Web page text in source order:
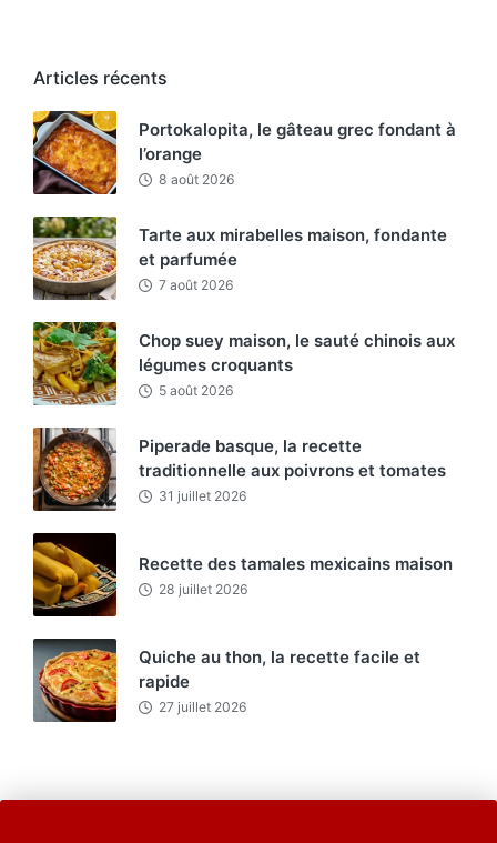
Articles récents
Portokalopita, le gâteau grec fondant à
l’orange
8 août 2026
Tarte aux mirabelles maison, fondante
et parfumée
7 août 2026
Chop suey maison, le sauté chinois aux
légumes croquants
5 août 2026
Piperade basque, la recette
traditionnelle aux poivrons et tomates
31 juillet 2026
Recette des tamales mexicains maison
28 juillet 2026
Quiche au thon, la recette facile et
rapide
27 juillet 2026